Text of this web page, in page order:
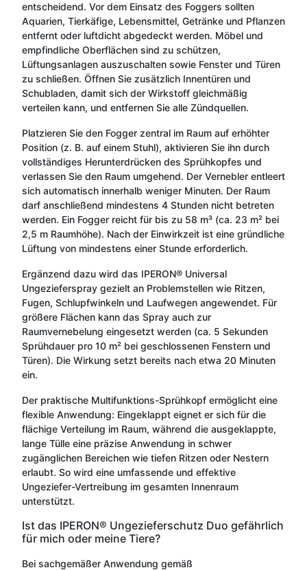
entscheidend. Vor dem Einsatz des Foggers sollten
Aquarien, Tierkäfige, Lebensmittel, Getränke und Pflanzen
entfernt oder luftdicht abgedeckt werden. Möbel und
empfindliche Oberflächen sind zu schützen,
Lüftungsanlagen auszuschalten sowie Fenster und Türen
zu schließen. Öffnen Sie zusätzlich Innentüren und
Schubladen, damit sich der Wirkstoff gleichmäßig
verteilen kann, und entfernen Sie alle Zündquellen.
Platzieren Sie den Fogger zentral im Raum auf erhöhter
Position (z. B. auf einem Stuhl), aktivieren Sie ihn durch
vollständiges Herunterdrücken des Sprühkopfes und
verlassen Sie den Raum umgehend. Der Vernebler entleert
sich automatisch innerhalb weniger Minuten. Der Raum
darf anschließend mindestens 4 Stunden nicht betreten
werden. Ein Fogger reicht für bis zu 58 m³ (ca. 23 m² bei
2,5 m Raumhöhe). Nach der Einwirkzeit ist eine gründliche
Lüftung von mindestens einer Stunde erforderlich.
Ergänzend dazu wird das IPERON® Universal
Ungezieferspray gezielt an Problemstellen wie Ritzen,
Fugen, Schlupfwinkeln und Laufwegen angewendet. Für
größere Flächen kann das Spray auch zur
Raumvernebelung eingesetzt werden (ca. 5 Sekunden
Sprühdauer pro 10 m² bei geschlossenen Fenstern und
Türen). Die Wirkung setzt bereits nach etwa 20 Minuten
ein.
Der praktische Multifunktions-Sprühkopf ermöglicht eine
flexible Anwendung: Eingeklappt eignet er sich für die
flächige Verteilung im Raum, während die ausgeklappte,
lange Tülle eine präzise Anwendung in schwer
zugänglichen Bereichen wie tiefen Ritzen oder Nestern
erlaubt. So wird eine umfassende und effektive
Ungeziefer-Vertreibung im gesamten Innenraum
unterstützt.
Ist das IPERON® Ungezieferschutz Duo gefährlich
für mich oder meine Tiere?
Bei sachgemäßer Anwendung gemäß